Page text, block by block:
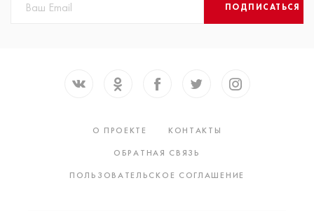
ПОДПИСАТЬСЯ
О ПРОЕКТЕ
КОНТАКТЫ
ОБРАТНАЯ СВЯЗЬ
ПОЛЬЗОВАТЕЛЬСКОЕ СОГЛАШЕНИЕ